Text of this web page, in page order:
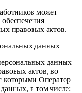
может
правовых актов.
данных
данных
актов, во
которыми Оператор
в том числе: